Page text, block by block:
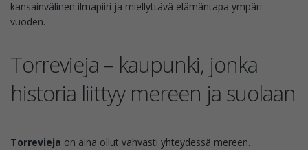
kansainvälinen ilmapiiri ja miellyttävä elämäntapa ympäri
vuoden.
Torrevieja – kaupunki, jonka
historia liittyy mereen ja suolaan
Torrevieja on aina ollut vahvasti yhteydessä mereen.